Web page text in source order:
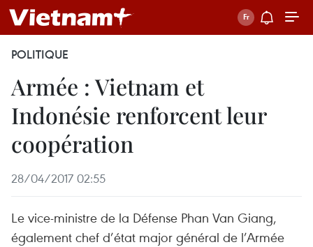
POLITIQUE
Armée : Vietnam et
Indonésie renforcent leur
coopération
28/04/2017 02:55
Le vice-ministre de la Défense Phan Van Giang,
également chef d’état major général de l’Armée